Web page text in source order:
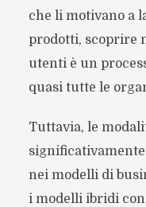
che li motivano a
prodotti, scoprire
utenti è un
quasi tutte le
Tuttavia, le
nei modelli di
i modelli ibridi